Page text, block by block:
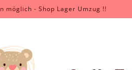
möglich - Shop Lager Umzug !!